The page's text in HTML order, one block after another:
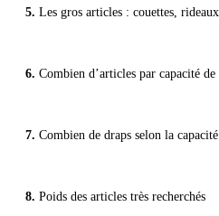
Les gros articles : couettes,
Combien d’articles par capacité de
Combien de draps selon la
Poids des articles très recherchés